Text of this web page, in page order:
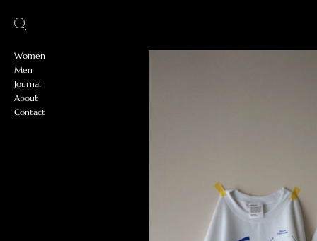
Women
Men
Journal
About
Contact